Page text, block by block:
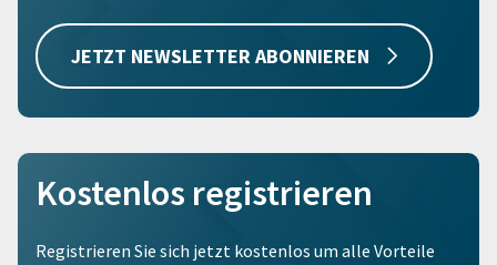
JETZT NEWSLETTER ABONNIEREN
Kostenlos registrieren
Registrieren Sie sich jetzt kostenlos um alle Vorteile